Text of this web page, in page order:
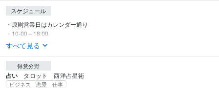
スケジュール
・原則営業日はカレンダー通り
・10-00～18:00
すべて見る
得意分野
占い タロット　西洋占星術
ビジネス 恋愛 仕事